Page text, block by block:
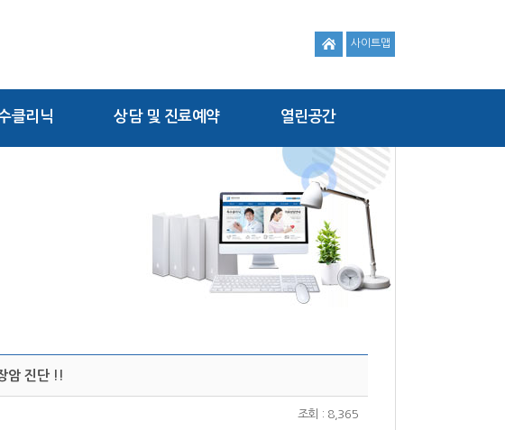
사이트맵
클리닉 상담 및 진료예약 열린공간
암 진단 !!
조회 : 8,365